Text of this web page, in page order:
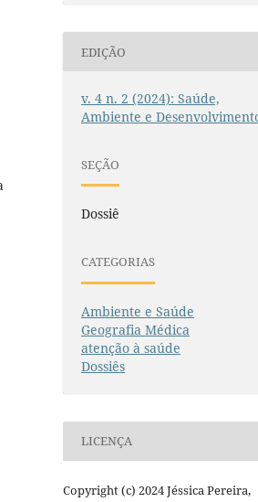
EDIÇÃO
v. 4 n. 2 (2024): Saúde,
Ambiente e
SEÇÃO
Dossiê
CATEGORIAS
Ambiente e Saúde
Geografia Médica
atenção à saúde
Dossiês
LICENÇA
Copyright (c) 2024 Jéssica Pereira,